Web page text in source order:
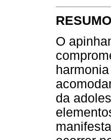
RESUMO
O
da